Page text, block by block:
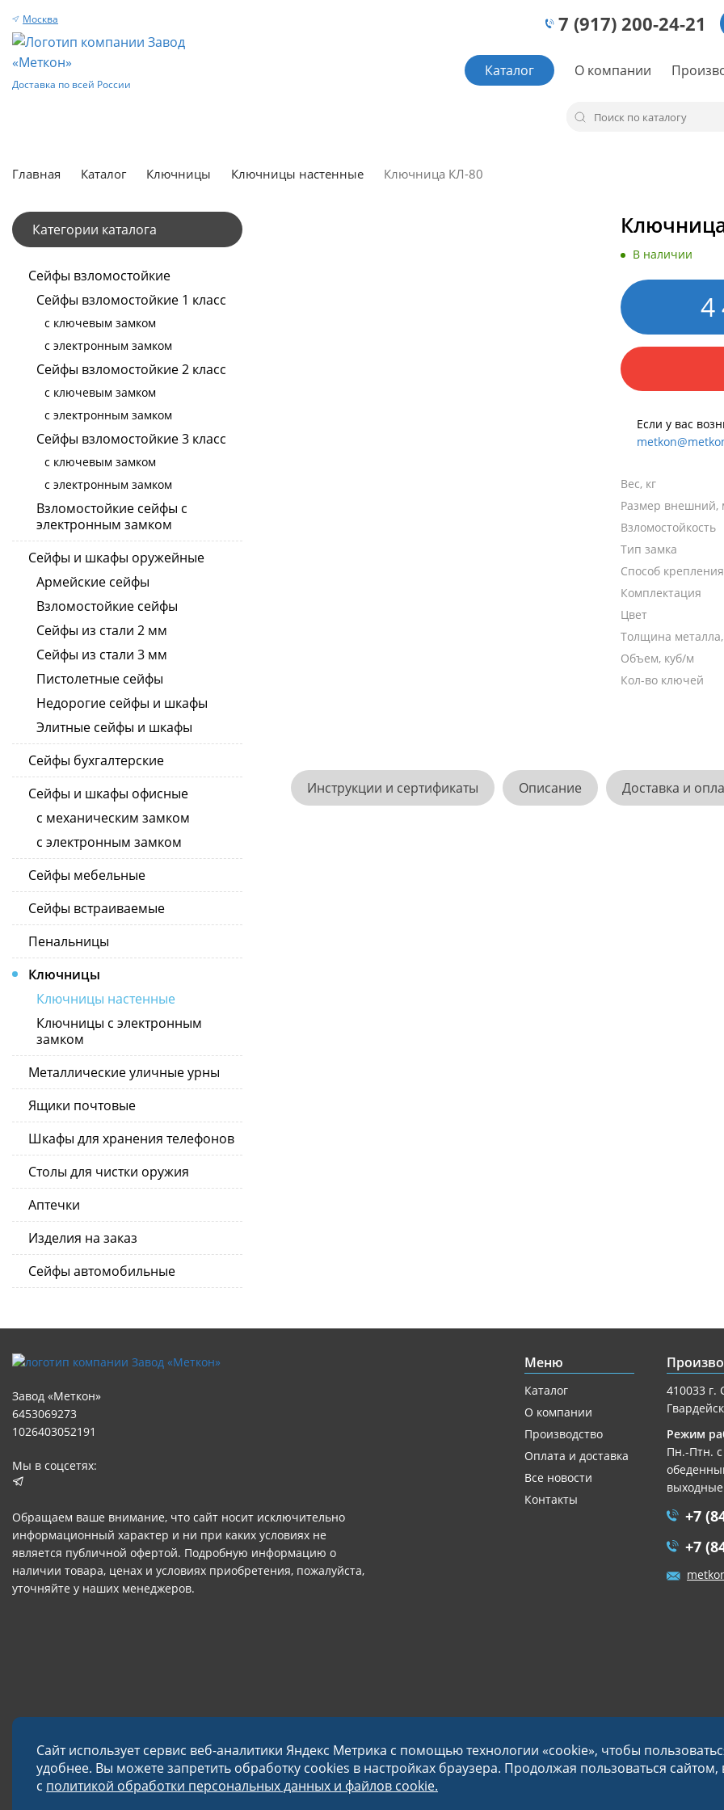
Москва
Доставка по всей России
7 (917) 200-24-21
Каталог О компании
Главная Каталог Ключницы Ключницы настенные Ключница КЛ-80
Категории каталога
Сейфы взломостойкие
Сейфы взломостойкие 1 класс
с ключевым замком
с электронным замком
Сейфы взломостойкие 2 класс
с ключевым замком
с электронным замком
Сейфы взломостойкие 3 класс
с ключевым замком
с электронным замком
Взломостойкие сейфы с
электронным замком
Сейфы и шкафы оружейные
Армейские сейфы
Взломостойкие сейфы
Сейфы из стали 2 мм
Сейфы из стали 3 мм
Пистолетные сейфы
Недорогие сейфы и шкафы
Элитные сейфы и шкафы
Сейфы бухгалтерские
Сейфы и шкафы офисные
с механическим замком
с электронным замком
Сейфы мебельные
Сейфы встраиваемые
Пенальницы
Ключницы
Ключницы настенные
Ключницы с электронным
замком
Металлические уличные урны
Ящики почтовые
Шкафы для хранения телефонов
Столы для чистки оружия
Аптечки
Изделия на заказ
Сейфы автомобильные
В наличии
4
Если у вас
Вес, кг
Размер внешний,
Взломостойкость
Тип замка
Способ крепления
Комплектация
Цвет
Толщина
Объем, куб/м
Кол-во ключей
Инструкции и сертификаты Описание Доставка и
Завод «Меткон»
6453069273
1026403052191
Мы в соцсетях:
Обращаем ваше внимание, что сайт носит исключительно
информационный характер и ни при каких условиях не
является публичной офертой. Подробную информацию о
наличии товара, ценах и условиях приобретения, пожалуйста,
уточняйте у наших менеджеров.
Меню
Каталог
О компании
Производство
Оплата и доставка
Все новости
Контакты
410033 г.
Режим
Пн.-Птн.
+7
+7
© 2026 Завод «Меткон» Политика в отношении обработки данных
Сайт использует сервис веб-аналитики Яндекс Метрика с помощью технологии «cookie», чтобы
удобнее. Вы можете запретить обработку cookies в настройках браузера. Продолжая пользоваться сайтом,
с политикой обработки персональных данных и файлов cookie.